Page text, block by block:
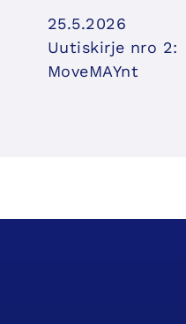
25.5.2026
Uutiskirje nro 2:
MoveMAYnt